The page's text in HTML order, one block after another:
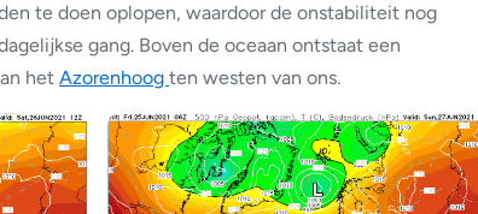
te doen oplopen, waardoor de onstabiliteit nog
gang. Boven de oceaan ontstaat een
het Azorenhoog ten westen van ons.